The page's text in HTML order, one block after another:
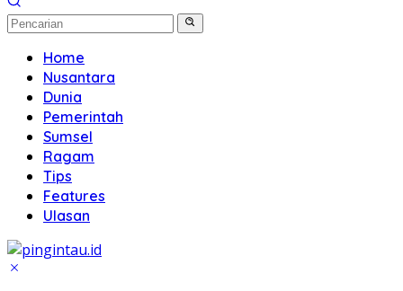
Home
Nusantara
Dunia
Pemerintah
Sumsel
Ragam
Tips
Features
Ulasan